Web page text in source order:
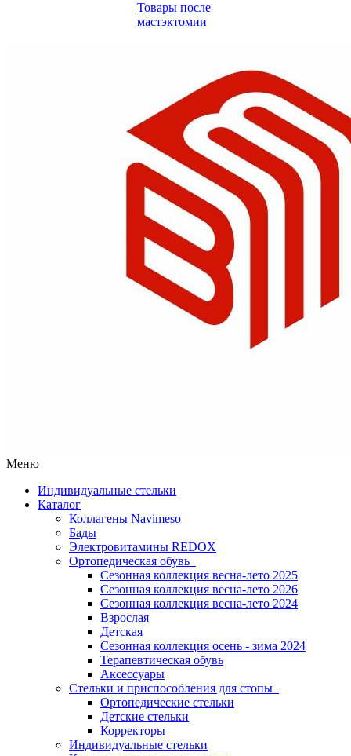
Товары после
мастэктомии
Меню
Индивидуальные стельки
Каталог
Коллагены Navimeso
Бады
Электровитамины REDOX
Ортопедическая обувь
Сезонная коллекция весна-лето 2025
Сезонная коллекция весна-лето 2026
Сезонная коллекция весна-лето 2024
Взрослая
Детская
Сезонная коллекция осень - зима 2024
Терапевтическая обувь
Аксессуары
Стельки и приспособления для стопы
Ортопедические стельки
Детские стельки
Корректоры
Индивидуальные стельки